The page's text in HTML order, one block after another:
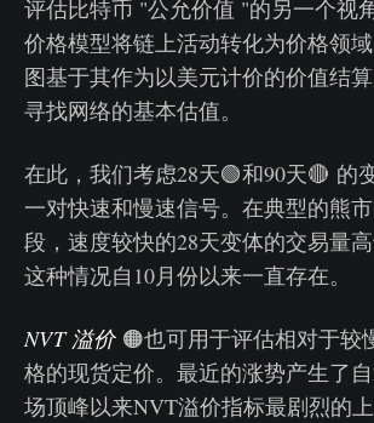
评估比特币 "公允价值 "的另一个视
价格模型将链上活动转化为价格领
图基于其作为以美元计价的价值结算
寻找网络的基本估值。
在此，我们考虑28天🟢和90天🔴 的
一对快速和慢速信号。在典型的熊
段，速度较快的28天变体的交易量高
这种情况自10月份以来一直存在。
NVT 溢价🟠也可用于评估相对于较
格的现货定价。最近的涨势产生了
场顶峰以来NVT溢价指标最剧烈的